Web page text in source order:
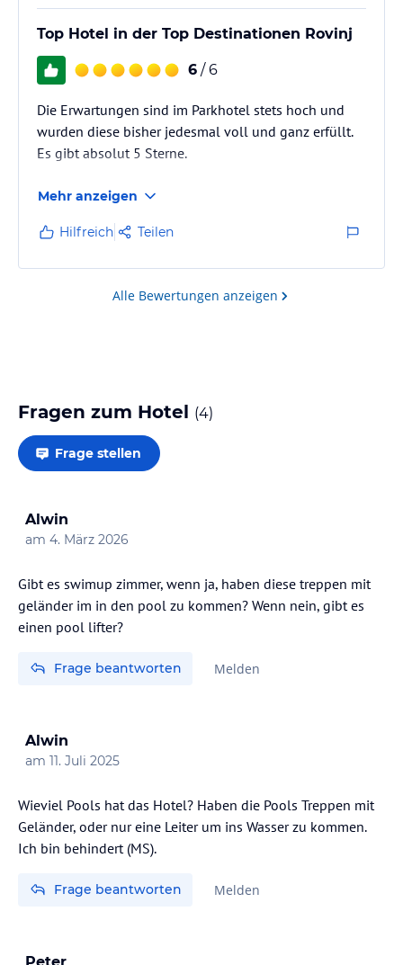
Top Hotel in der Top Destinationen Rovinj
6 / 6
Die Erwartungen sind im Parkhotel stets hoch und
wurden diese bisher jedesmal voll und ganz erfüllt.
Es gibt absolut 5 Sterne.
Mehr anzeigen
Hilfreich Teilen
Alle Bewertungen anzeigen
Fragen zum Hotel (4)
Frage stellen
Alwin
am 4. März 2026
Gibt es swimup zimmer, wenn ja, haben diese treppen mit
geländer im in den pool zu kommen? Wenn nein, gibt es
einen pool lifter?
Frage beantworten Melden
Alwin
am 11. Juli 2025
Wieviel Pools hat das Hotel? Haben die Pools Treppen mit
Geländer, oder nur eine Leiter um ins Wasser zu kommen.
Ich bin behindert (MS).
Frage beantworten Melden